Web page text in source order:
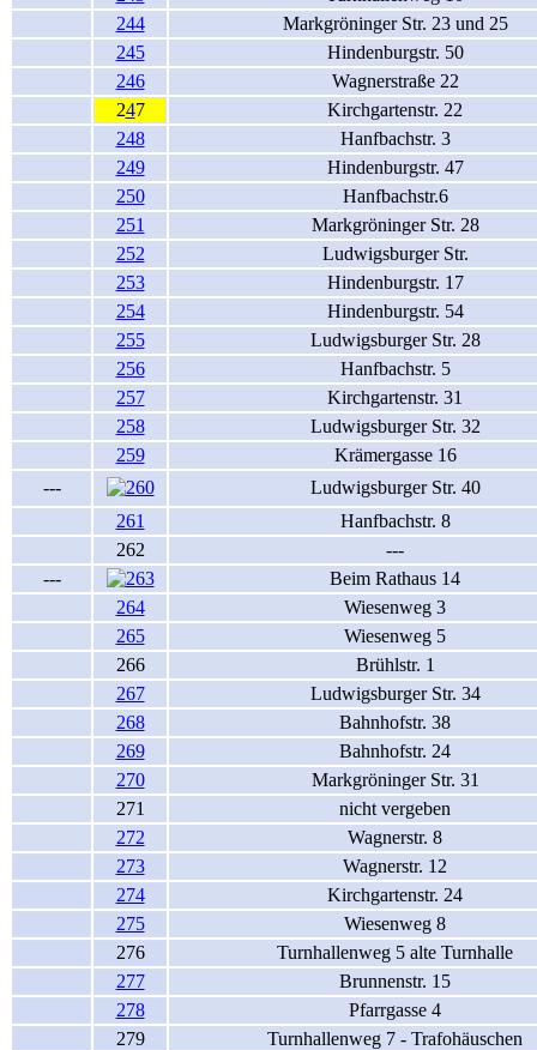
244
Markgröninger Str. 23 und 25
245
Hindenburgstr. 50
246
Wagnerstraße 22
247
Kirchgartenstr. 22
248
Hanfbachstr. 3
249
Hindenburgstr. 47
250
Hanfbachstr.6
251
Markgröninger Str. 28
252
Ludwigsburger Str.
253
Hindenburgstr. 17
254
Hindenburgstr. 54
255
Ludwigsburger Str. 28
256
Hanfbachstr. 5
257
Kirchgartenstr. 31
258
Ludwigsburger Str. 32
259
Krämergasse 16
---
Ludwigsburger Str. 40
261
Hanfbachstr. 8
262
---
---
Beim Rathaus 14
264
Wiesenweg 3
265
Wiesenweg 5
266
Brühlstr. 1
267
Ludwigsburger Str. 34
268
Bahnhofstr. 38
269
Bahnhofstr. 24
270
Markgröninger Str. 31
271
nicht vergeben
272
Wagnerstr. 8
273
Wagnerstr. 12
274
Kirchgartenstr. 24
275
Wiesenweg 8
276
Turnhallenweg 5 alte Turnhalle
277
Brunnenstr. 15
278
Pfarrgasse 4
279
Turnhallenweg 7 - Trafohäuschen